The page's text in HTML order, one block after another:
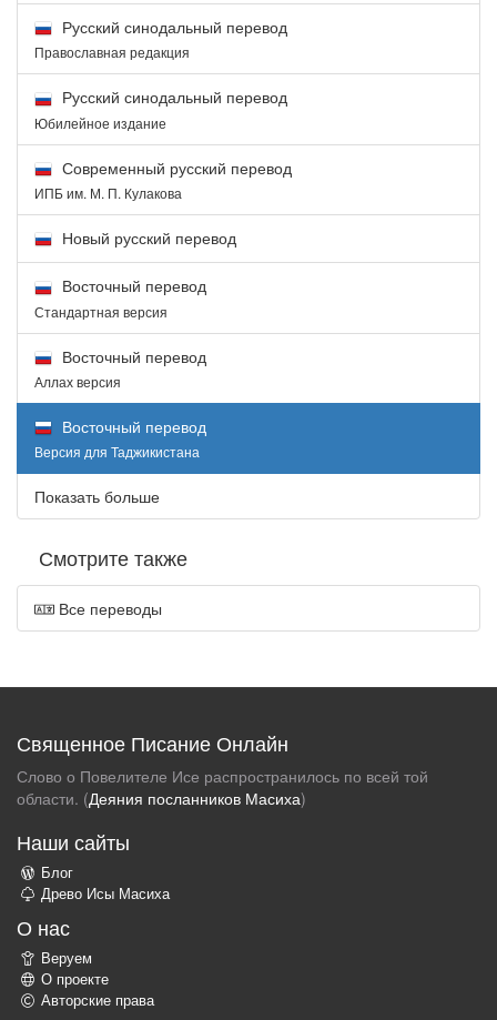
Русский синодальный перевод
Православная редакция
Русский синодальный перевод
Юбилейное издание
Современный русский перевод
ИПБ им. М. П. Кулакова
Новый русский перевод
Восточный перевод
Стандартная версия
Восточный перевод
Аллах версия
Восточный перевод
Версия для Таджикистана
Показать больше
Смотрите также
Все переводы
Священное Писание Онлайн
Слово о Повелителе Исе распространилось по всей той
области. (Деяния посланников Масиха)
Наши сайты
Блог
Древо Исы Масиха
О нас
Веруем
О проекте
Авторские права